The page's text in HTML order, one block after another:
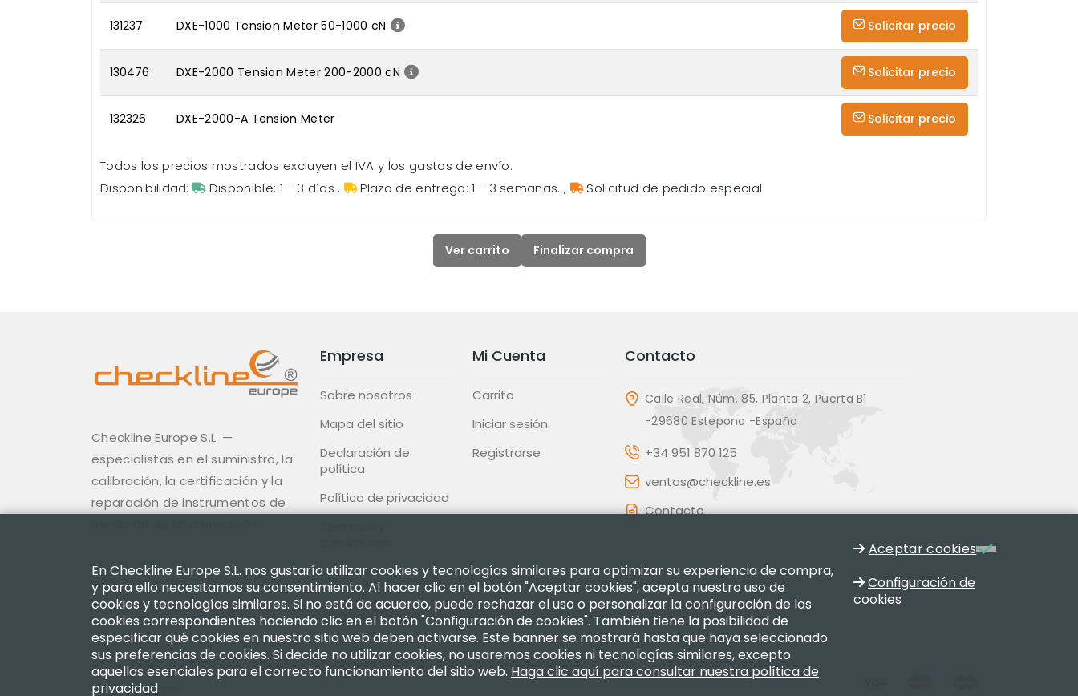
131237 DXE-1000 Tension Meter 50-1000 cN Solicitar precio
130476 DXE-2000 Tension Meter 200-2000 cN Solicitar precio
132326 DXE-2000-A Tension Meter Solicitar precio
Todos los precios mostrados excluyen el IVA y los gastos de envío.
Disponibilidad:
Disponible: 1 - 3 días , Plazo de entrega: 1 - 3 semanas. , Solicitud de pedido especial
Ver carrito Finalizar compra
Checkline Europe S.L. —
especialistas en el suministro, la
calibración, la certificación y la
reparación de instrumentos de
Empresa
Sobre nosotros
Mapa del sitio
Declaración de
política
Política de privacidad
Política de
Devoluciones
Código de conducta
Mi Cuenta
Carrito
Iniciar sesión
Registrarse
Contacto
Calle Real, Núm. 85, Planta 2, Puerta B1
-29680 Estepona -España
+34 951 870 125
ventas@checkline.es
Contacto
Copyright 2003 - 2026 Checkline Europe
CIF n.º B75634758
En Checkline Europe S.L. nos gustaría utilizar cookies y tecnologías similares para optimizar su experiencia de compra,
y para ello necesitamos su consentimiento. Al hacer clic en el botón "Aceptar cookies", acepta nuestro uso de
cookies y tecnologías similares. Si no está de acuerdo, puede rechazar el uso o personalizar la configuración de las
cookies correspondientes haciendo clic en el botón "Configuración de cookies". También tiene la posibilidad de
especificar qué cookies en nuestro sitio web deben activarse. Este banner se mostrará hasta que haya seleccionado
sus preferencias de cookies. Si decide no utilizar cookies, no usaremos cookies ni tecnologías similares, excepto
aquellas esenciales para el correcto funcionamiento del sitio web. Haga clic aquí para consultar nuestra política de
privacidad
Aceptar cookies
Configuración de
cookies